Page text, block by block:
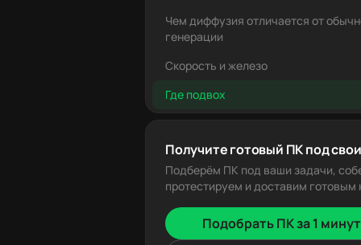
Чем диффузия отличается от
генерации
Скорость и железо
Где подвох
Получите готовый ПК под
Подберём ПК под ваши задачи,
протестируем и доставим готовым
Подобрать ПК за 1